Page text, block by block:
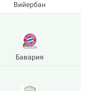
Вийербан
Бавария